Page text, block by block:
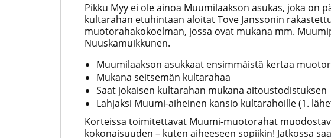
Pikku Myy ei ole ainoa Muumilaakson asukas, joka on
kultarahan etuhintaan aloitat Tove Janssonin
muotorahakokoelman, jossa ovat mukana mm.
Nuuskamuikkunen.
Muumilaakson asukkaat ensimmäistä kertaa
Mukana seitsemän kultarahaa
Saat jokaisen kultarahan mukana aitoustodistuksen
Lahjaksi Muumi-aiheinen kansio kultarahoille (1.
Korteissa toimitettavat Muumi-muotorahat
kokonaisuuden – kuten aiheeseen sopiikin! Jatkossa